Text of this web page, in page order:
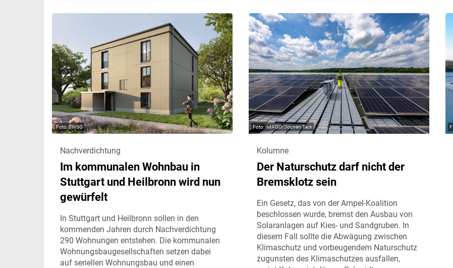
SWSG
Nachverdichtung
Im kommunalen Wohnbau in
Stuttgart und Heilbronn wird nun
gewürfelt
In Stuttgart und Heilbronn sollen in den
kommenden Jahren durch Nachverdichtung
290 Wohnungen entstehen. Die kommunalen
Wohnungsbaugesellschaften setzen dabei
auf seriellen Wohnungsbau und einen
IMAGO/Jochen Tack
Kolumne
Der Naturschutz darf nicht der
Bremsklotz sein
Ein Gesetz, das von der Ampel-Koalition
beschlossen wurde, bremst den Ausbau von
Solaranlagen auf Kies- und Sandgruben. In
diesem Fall sollte die Abwägung zwischen
Klimaschutz und vorbeugendem Naturschutz
zugunsten des Klimaschutzes ausfallen,